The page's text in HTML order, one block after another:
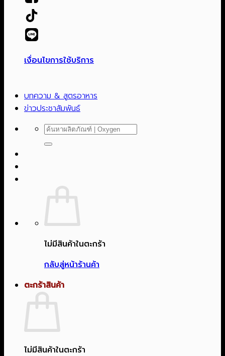
เงื่อนไขการใช้บริการ
บทความ & สูตรอาหาร
ข่าวประชาสัมพันธ์
ค้นหา:
ไม่มีสินค้าในตะกร้า
กลับสู่หน้าร้านค้า
ตะกร้าสินค้า
ไม่มีสินค้าในตะกร้า